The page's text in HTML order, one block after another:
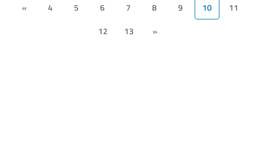
« 4 5 6 7 8 9 10
11
12
13 »